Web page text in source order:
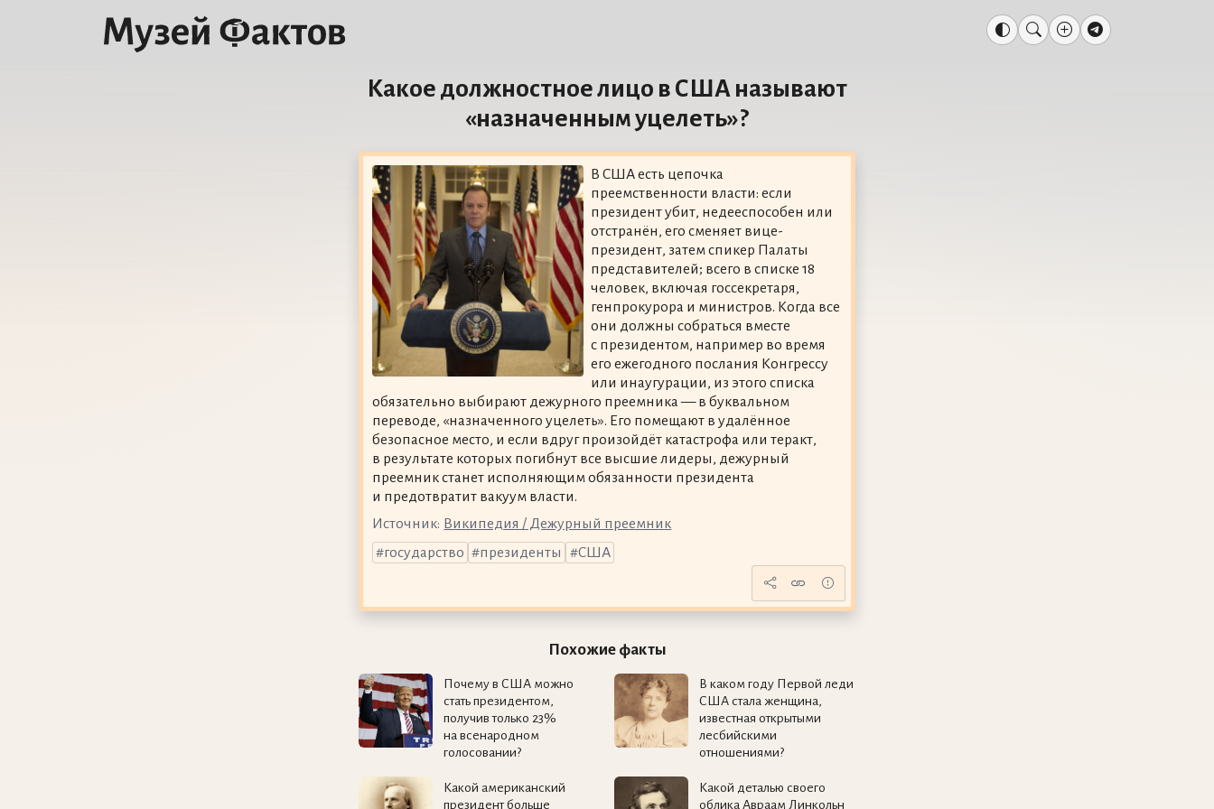
Какое должностное лицо в США называют
«назначенным уцелеть»?
В США есть цепочка
преемственности власти: если
президент убит, недееспособен или
отстранён, его сменяет вице-
президент, затем спикер Палаты
представителей; всего в списке 18
человек, включая госсекретаря,
генпрокурора и министров. Когда все
они должны собраться вместе
с президентом, например во время
его ежегодного послания Конгрессу
или инаугурации, из этого списка
обязательно выбирают дежурного преемника — в буквальном
переводе, «назначенного уцелеть». Его помещают в удалённое
безопасное место, и если вдруг произойдёт катастрофа или теракт,
в результате которых погибнут все высшие лидеры, дежурный
преемник станет исполняющим обязанности президента
и предотвратит вакуум власти.
Источник: Википедия / Дежурный преемник
государство
президенты США
Похожие факты
Почему в США можно
стать президентом,
получив только 23%
на всенародном
голосовании?
В каком году Первой леди
США стала женщина,
известная открытыми
лесбийскими
отношениями?
Какой американский
президент больше
Какой деталью своего
облика Авраам Линкольн